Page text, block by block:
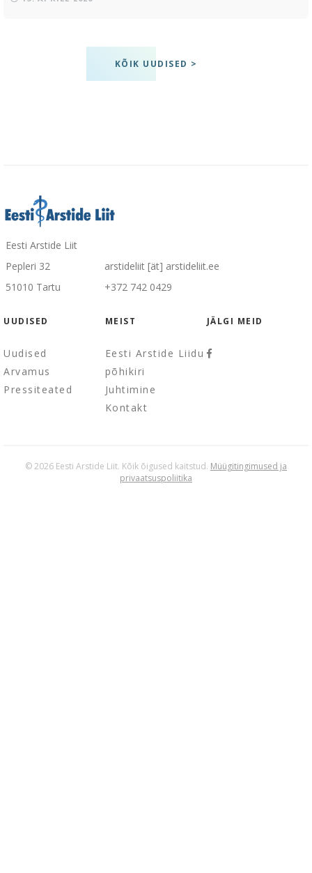
KÕIK UUDISED >
Eesti Arstide Liit
Pepleri 32
arstideliit [ät] arstideliit.ee
51010 Tartu
+372 742 0429
UUDISED
Uudised
Arvamus
Pressiteated
MEIST
Eesti Arstide Liidu
põhikiri
Juhtimine
Kontakt
JÄLGI MEID
© 2026 Eesti Arstide Liit. Kõik õigused kaitstud. Müügitingimused ja
privaatsuspoliitika